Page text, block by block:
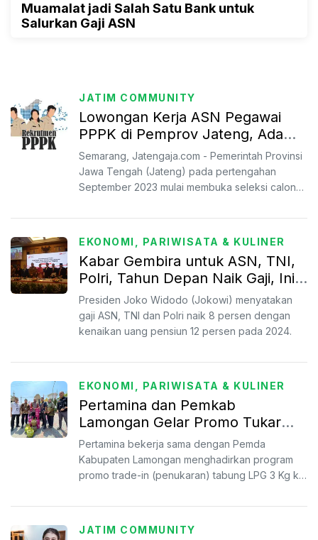
Muamalat jadi Salah Satu Bank untuk
Salurkan Gaji ASN
JATIM COMMUNITY
Lowongan Kerja ASN Pegawai
PPPK di Pemprov Jateng, Ada
2.200 Formasi
Semarang, Jatengaja.com - Pemerintah Provinsi
Jawa Tengah (Jateng) pada pertengahan
September 2023 mulai membuka seleksi calon
EKONOMI, PARIWISATA & KULINER
Kabar Gembira untuk ASN, TNI,
Polri, Tahun Depan Naik Gaji, Ini
Rinciannya
Presiden Joko Widodo (Jokowi) menyatakan
gaji ASN, TNI dan Polri naik 8 persen dengan
kenaikan uang pensiun 12 persen pada 2024.
EKONOMI, PARIWISATA & KULINER
Pertamina dan Pemkab
Lamongan Gelar Promo Tukar
Tabung LPG Melon dengan Pink
untuk ASN
Pertamina bekerja sama dengan Pemda
Kabupaten Lamongan menghadirkan program
promo trade-in (penukaran) tabung LPG 3 Kg ke
JATIM COMMUNITY